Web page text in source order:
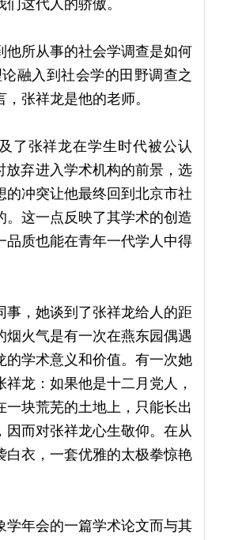
这代人的骄傲。
他所从事的社会学调查是如何
融入到社会学的田野调查之
张祥龙是他的老师。
了张祥龙在学生时代被公认
放弃进入学术机构的前景，选
冲突让他最终回到北京市社
这一点反映了其学术的创造
品质也能在青年一代学人中得
事，她谈到了张祥龙给人的距
火气是有一次在燕东园偶遇
的学术意义和价值。有一次她
龙：如果他是十二月党人，
块荒芜的土地上，只能长出
而对张祥龙心生敬仰。在从
白衣，一套优雅的太极拳惊艳
学年会的一篇学术论文而与其